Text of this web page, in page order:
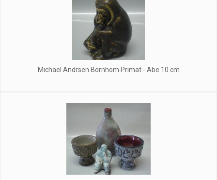
Michael Andrsen Bornhom Primat - Abe 10 cm